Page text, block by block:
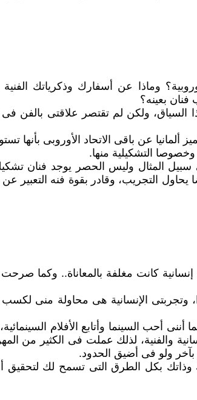
وماذا عن أسفارك وذكرياتك الفنية
بعينه؟
ولكن لم تقتصر علاقتى بالفن
عن باقى الاتحاد الأوروبى
التشكيلية منها.
المثال وليس الحصر يوجد فنان
التجريب، وقادر بقوة فنه
كانت مغلفة بالمعاناة.. وكما
الإنسانية هى محاولة منى
أحب السينما وأتابع الأفلام
والفنية، لذلك عملت فى الكثير من المهن
ولو فى أضيق الحدود.
بكل الطرق التى تسمح لك لتحقيق